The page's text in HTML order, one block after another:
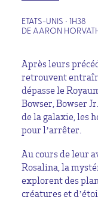
ETATS-UNIS • 1H38
DE AARON
Après leurs
retrouvent
dépasse le
Bowser,Bowser Jr.
de la galaxie, les
pour l’arrêter.
Au cours de leur
Rosalina, la
explorent des
créatures et